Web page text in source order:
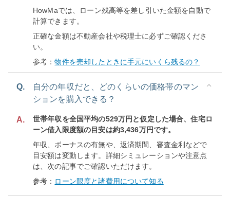
HowMaでは、ローン残高等を差し引いた金額を自動で
計算できます。
正確な金額は不動産会社や税理士に必ずご確認くださ
い。
参考：物件を売却したときに手元にいくら残るの？
Q.
自分の年収だと、どのくらいの価格帯のマン
ションを購入できる？
A.
世帯年収を全国平均の529万円と仮定した場合、住宅ロ
ーン借入限度額の目安は約3,436万円です。
年収、ボーナスの有無や、返済期間、審査金利などで
目安額は変動します。詳細シミュレーションや注意点
は、次の記事でご確認いただけます。
参考： ローン限度と諸費用について知る